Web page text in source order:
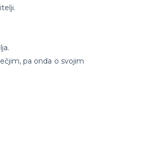
pa onda o svojim